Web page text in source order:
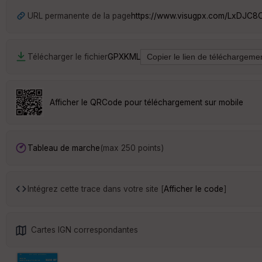
URL permanente de la pagehttps://www.visugpx.com/
Télécharger le fichierGPXKML
Afficher le QRCode pour téléchargement sur mobile
Tableau de marche(max 250 points)
Intégrez cette trace dans votre site [Afficher le code]
Cartes IGN correspondantes